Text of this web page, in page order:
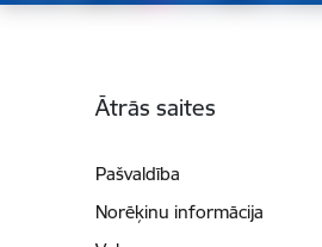
Ātrās saites
Pašvaldība
Norēķinu informācija